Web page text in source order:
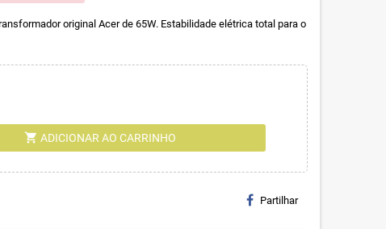
original Acer de 65W. Estabilidade elétrica total para o
shopping_cart ADICIONAR AO CARRINHO
Partilhar